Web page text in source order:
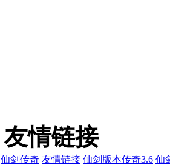
情链接
仙剑传奇 友情链接 仙剑版本传奇3.6 仙